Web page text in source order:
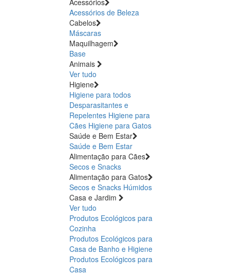
Acessórios de Beleza
Cabelos
Máscaras
Maquilhagem
Base
Animais
Ver tudo
Higiene
Higiene para todos
Desparasitantes e
Repelentes Higiene para
Cães Higiene para Gatos
Saúde e Bem Estar
Saúde e Bem Estar
Alimentação para Cães
Secos e Snacks
Alimentação para Gatos
Secos e Snacks Húmidos
Casa e Jardim
Ver tudo
Produtos Ecológicos para
Cozinha
Produtos Ecológicos para
Casa de Banho e Higiene
Produtos Ecológicos para
Casa